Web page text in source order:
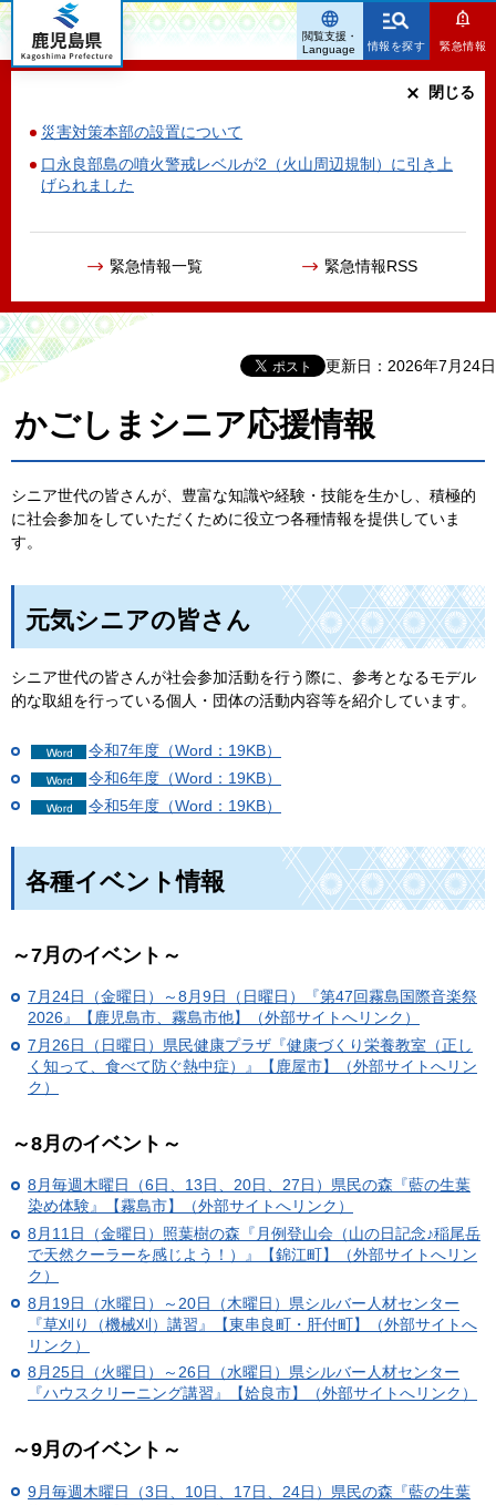
鹿児島県
情報を探す 緊急情報
災害対策本部の設置について
口永良部島の噴火警戒レベルが2（火山周辺規制）に引き上
げられました
緊急情報一覧 緊急情報RSS
閉じる
閲覧支援・
Language
更新日：2026年7月24日
かごしまシニア応援情報
シニア世代の皆さんが、豊富な知識や経験・技能を生かし、積極的
に社会参加をしていただくために役立つ各種情報を提供していま
す。
元気シニアの皆さん
シニア世代の皆さんが社会参加活動を行う際に、参考となるモデル
的な取組を行っている個人・団体の活動内容等を紹介しています。
令和7年度（Word：19KB）
令和6年度（Word：19KB）
令和5年度（Word：19KB）
各種イベント情報
～7月のイベント～
7月24日（金曜日）～8月9日（日曜日）『第47回霧島国際音楽祭
2026』【鹿児島市、霧島市他】（外部サイトへリンク）
7月26日（日曜日）県民健康プラザ『健康づくり栄養教室（正し
く知って、食べて防ぐ熱中症）』【鹿屋市】（外部サイトへリン
ク）
～8月のイベント～
8月毎週木曜日（6日、13日、20日、27日）県民の森『藍の生葉
染め体験』【霧島市】（外部サイトへリンク）
8月11日（金曜日）照葉樹の森『月例登山会（山の日記念♪稲尾岳
で天然クーラーを感じよう！）』【錦江町】（外部サイトへリン
ク）
8月19日（水曜日）～20日（木曜日）県シルバー人材センター
『草刈り（機械刈）講習』【東串良町・肝付町】（外部サイトへ
リンク）
8月25日（火曜日）～26日（水曜日）県シルバー人材センター
『ハウスクリーニング講習』【姶良市】（外部サイトへリンク）
～9月のイベント～
9月毎週木曜日（3日、10日、17日、24日） 県民の森『藍の生葉